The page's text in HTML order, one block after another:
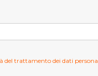
del trattamento dei dati